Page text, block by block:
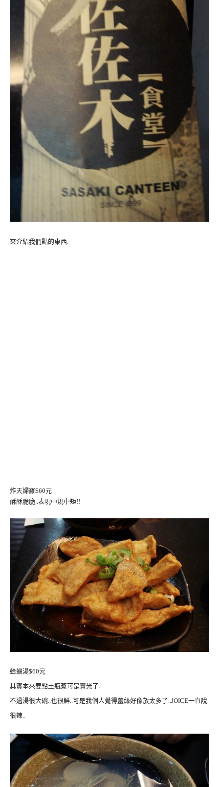
來介紹我們點的東西:
炸天婦羅$60元
酥酥脆脆..表現中規中矩!!
蛤蠣湯$60元
其實本來要點土瓶蒸可是賣光了..
不過湯很大碗..也很鮮..可是我個人覺得薑絲好像放太多了..JOICE一直說
很辣..